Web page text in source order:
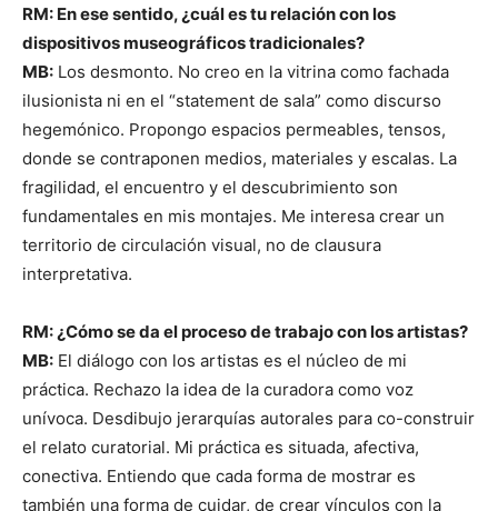
RM: En ese sentido, ¿cuál es tu relación con los
dispositivos museográficos tradicionales?
MB: Los desmonto. No creo en la vitrina como fachada
ilusionista ni en el “statement de sala” como discurso
hegemónico. Propongo espacios permeables, tensos,
donde se contraponen medios, materiales y escalas. La
fragilidad, el encuentro y el descubrimiento son
fundamentales en mis montajes. Me interesa crear un
territorio de circulación visual, no de clausura
interpretativa.
RM: ¿Cómo se da el proceso de trabajo con los artistas?
MB: El diálogo con los artistas es el núcleo de mi
práctica. Rechazo la idea de la curadora como voz
unívoca. Desdibujo jerarquías autorales para co-construir
el relato curatorial. Mi práctica es situada, afectiva,
conectiva. Entiendo que cada forma de mostrar es
también una forma de cuidar, de crear vínculos con la